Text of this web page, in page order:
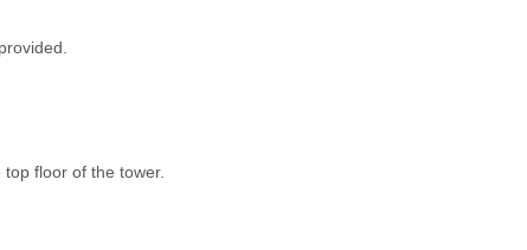
floor of the tower.